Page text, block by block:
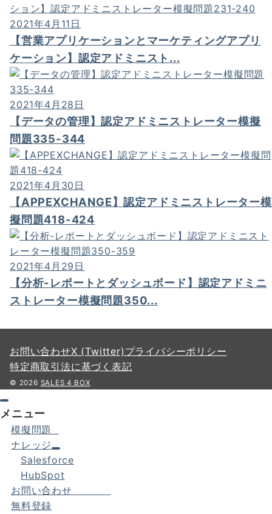
2021年4月11日
【営業アプリケーションとマーケティングアプリ
ケーション】認定アドミニスト...
2021年4月28日
【データの管理】認定アドミニストレーター模擬
問題335-344
2021年4月30日
【APPEXCHANGE】認定アドミニストレーター模
擬問題418-424
2021年4月29日
【分析-レポートとダッシュボード】認定アドミニ
ストレーター模擬問題350...
お問い合わせX (Twitter) プライバシーポリシー
特定商取引法に基づく表記
© 2026 SALES 4 BOX
メニュー
模擬問題
ナレッジ
Salesforce
HubSpot
お問い合わせ
無料登録